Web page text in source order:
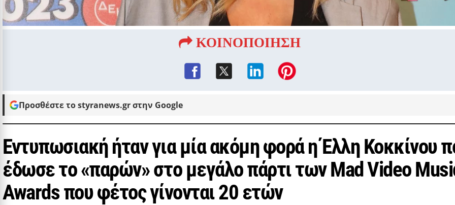
ΚΟΙΝΟΠΟΙΗΣΗ
Προσθέστε το styranews.gr στην Google
Εντυπωσιακή ήταν για μία ακόμη φορά η Έλλη Κοκκίνου
έδωσε το «παρών» στο μεγάλο πάρτι των Mad Video
Awards που φέτος γίνονται 20 ετών